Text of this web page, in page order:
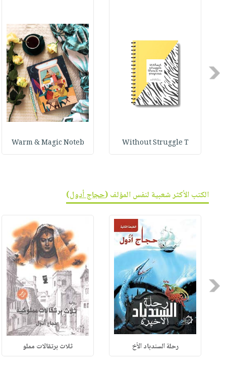
نيل
تواصل
معنا
الإصدارات
Previous
Without Struggle T
Warm & Magic Noteb
الكتب الأكثر شعبية لنفس المؤلف (حجاج أدول)
Previous
رحلة السندباد الأخ ثلاث برتقالات مملو